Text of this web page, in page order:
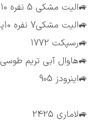
🚙الیت مشکی 5 نفره 10پر 2430
🚙الیت مشکی7 نفره 10پر 2460
🚙رسپکت 1772
🚙هاوال آبی تریم طوسی 2990
🚙اینرودز 905
🚙لاماری 2425